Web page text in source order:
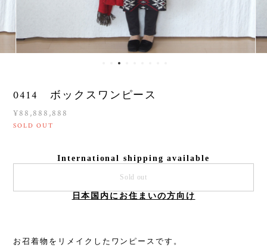
0414 ボックスワンピース
¥88,888,888
SOLD OUT
International shipping available
Sold out
日本国内にお住まいの方向け
お召着物をリメイクしたワンピースです。